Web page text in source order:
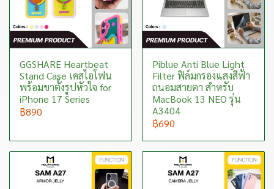
GGSHARE Heartbeat
Stand Case เคสไอโฟน
พร้อมขาตั้งรูปหัวใจ for
iPhone 17 Series
฿890
Piblue Anti Blue Light
Filter ฟิล์มกรองแสงสีฟ้า
ถนอมสายตา สำหรับ
MacBook 13 NEO รุ่น
A3404
฿690